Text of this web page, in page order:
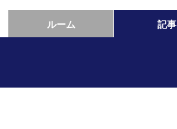
ルーム 記事